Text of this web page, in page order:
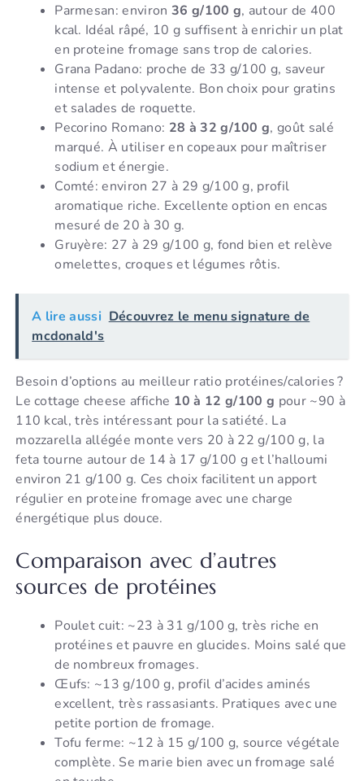
Parmesan: environ 36 g/100 g, autour de 400
kcal. Idéal râpé, 10 g suffisent à enrichir un plat
en proteine fromage sans trop de calories.
Grana Padano: proche de 33 g/100 g, saveur
intense et polyvalente. Bon choix pour gratins
et salades de roquette.
Pecorino Romano: 28 à 32 g/100 g, goût salé
marqué. À utiliser en copeaux pour maîtriser
sodium et énergie.
Comté: environ 27 à 29 g/100 g, profil
aromatique riche. Excellente option en encas
mesuré de 20 à 30 g.
Gruyère: 27 à 29 g/100 g, fond bien et relève
omelettes, croques et légumes rôtis.
A lire aussi Découvrez le menu signature de
mcdonald's
Besoin d’options au meilleur ratio protéines/calories ?
Le cottage cheese affiche 10 à 12 g/100 g pour ~90 à
110 kcal, très intéressant pour la satiété. La
mozzarella allégée monte vers 20 à 22 g/100 g, la
feta tourne autour de 14 à 17 g/100 g et l’halloumi
environ 21 g/100 g. Ces choix facilitent un apport
régulier en proteine fromage avec une charge
énergétique plus douce.
Comparaison avec d’autres
sources de protéines
Poulet cuit: ~23 à 31 g/100 g, très riche en
protéines et pauvre en glucides. Moins salé que
de nombreux fromages.
Œufs: ~13 g/100 g, profil d’acides aminés
excellent, très rassasiants. Pratiques avec une
petite portion de fromage.
Tofu ferme: ~12 à 15 g/100 g, source végétale
complète. Se marie bien avec un fromage salé